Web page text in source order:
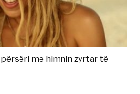
përsëri me himnin zyrtar të